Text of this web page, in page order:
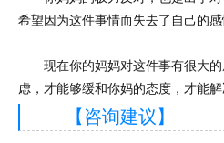
希望因为这件事情而失去了自己的感
现在你的妈妈对这件事有很大的
虑，才能够缓和你妈的态度，才能解
【咨询建议】